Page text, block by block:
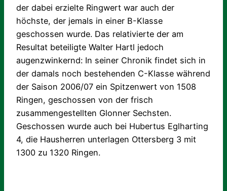
der dabei erzielte Ringwert war auch der
höchste, der jemals in einer B-Klasse
geschossen wurde. Das relativierte der am
Resultat beteiligte Walter Hartl jedoch
augenzwinkernd: In seiner Chronik findet sich in
der damals noch bestehenden C-Klasse während
der Saison 2006/07 ein Spitzenwert von 1508
Ringen, geschossen von der frisch
zusammengestellten Glonner Sechsten.
Geschossen wurde auch bei Hubertus Eglharting
4, die Hausherren unterlagen Ottersberg 3 mit
1300 zu 1320 Ringen.